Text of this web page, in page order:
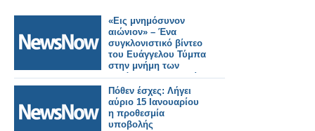
«Εις μνημόσυνον
αιώνιον» – Ένα
συγκλονιστικό βίντεο
του Ευάγγελου Τύμπα
στην μνήμη των
θυμάτων των Τεμπών
(φωτό-βίντεο)
Πόθεν έσχες: Λήγει
αύριο 15 Ιανουαρίου
η προθεσμία
υποβολής